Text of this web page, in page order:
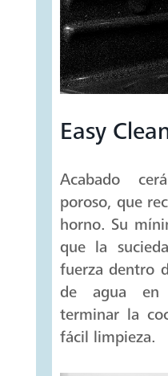
Easy
Acabado
poroso, que
horno. Su
que la
fuerza dentro
de agua en
terminar la
fácil limpieza.